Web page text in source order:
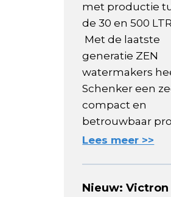
met productie
de 30 en 500
Met de laatste
generatie ZEN
watermakers
Schenker een
compact en
betrouwbaar
Lees meer >>
Nieuw: Victron